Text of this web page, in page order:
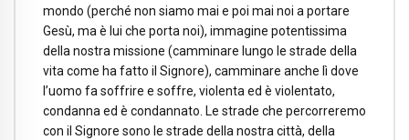
mondo (perché non siamo mai e poi mai noi a portare
Gesù, ma è lui che porta noi), immagine potentissima
della nostra missione (camminare lungo le strade della
vita come ha fatto il Signore), camminare anche lì dove
l’uomo fa soffrire e soffre, violenta ed è violentato,
condanna ed è condannato. Le strade che percorreremo
con il Signore sono le strade della nostra città, della